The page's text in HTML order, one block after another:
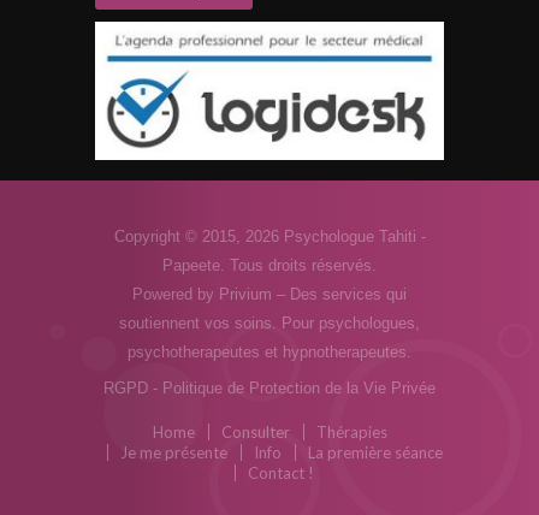
Copyright © 2015, 2026 Psychologue Tahiti -
Papeete. Tous droits réservés.
Powered by Privium – Des services qui
soutiennent vos soins. Pour psychologues,
psychotherapeutes et hypnotherapeutes.
RGPD - Politique de Protection de la Vie Privée
Home Consulter
Thérapies
Je me présente
Info
La première séance
Contact !